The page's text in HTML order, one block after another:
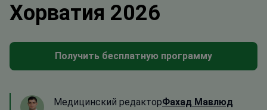
Хорватия 2026
Получить бесплатную программу
Медицинский редакторФахад Мавлюд